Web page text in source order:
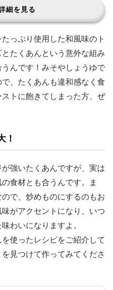
細を見る
っぷり使用した和風味のト
たくあんという意外な組み
んです！みそやしょうゆで
、たくあんも違和感なく食
トに飽きてしまった方、ぜ
！
強いたくあんですが、実は
食材とも合うんです。ま
で、炒めものにするのもお
がアクセントになり、いつ
わいになりますよ。
使ったレシピをご紹介して
見つけて作ってみてくださ